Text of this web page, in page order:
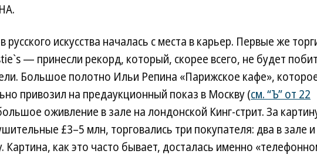
русского искусства началась с места в карьер. Первые же
— принесли рекорд, который, скорее всего, не будет
Большое полотно Ильи Репина «Парижское кафе»,
привозил на предаукционный показ в Москву (см. “Ъ” от 22
оживление в зале на лондонской Кинг-стрит. За
£3–5 млн, торговались три покупателя: два в зале и
Картина, как это часто бывает, досталась именно